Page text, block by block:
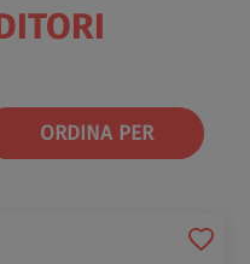
ORDINA PER